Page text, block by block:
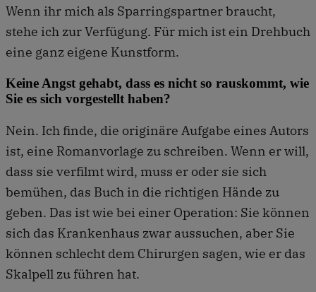
Wenn ihr mich als Sparringspartner braucht,
stehe ich zur Verfügung. Für mich ist ein Drehbuch
eine ganz eigene Kunstform.
Keine Angst gehabt, dass es nicht so rauskommt, wie
Sie es sich vorgestellt haben?
Nein. Ich finde, die originäre Aufgabe eines Autors
ist, eine Romanvorlage zu schreiben. Wenn er will,
dass sie verfilmt wird, muss er oder sie sich
bemühen, das Buch in die richtigen Hände zu
geben. Das ist wie bei einer Operation: Sie können
sich das Krankenhaus zwar aussuchen, aber Sie
können schlecht dem Chirurgen sagen, wie er das
Skalpell zu führen hat.